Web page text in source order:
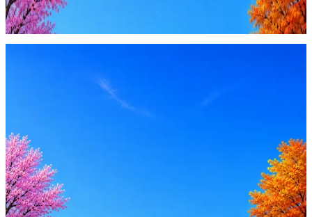
запустить ПО или перевести деньги — это мошенники.
Жмите Пожаловаться
Стратегия поиска с AI: рынки, позиции, вилка, каналы